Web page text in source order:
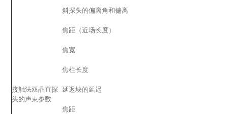
斜探头的偏离角和偏离
焦距（近场长度）
焦宽
焦柱长度
接触法双晶直探
头的声束参数
延迟块的延迟
焦距